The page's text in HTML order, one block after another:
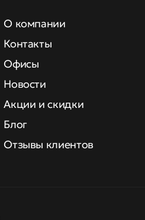
О компании
Контакты
Офисы
Новости
Акции и скидки
Блог
Отзывы клиентов